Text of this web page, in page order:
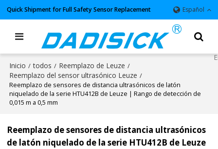
Quick Shipment for Full Safety Sensor Replacement Español
Inicio / todos / Reemplazo de Leuze /
Reemplazo del sensor ultrasónico Leuze /
Reemplazo de sensores de distancia ultrasónicos de latón
niquelado de la serie HTU412B de Leuze | Rango de detección de
0,015 m a 0,5 mm
Reemplazo de sensores de distancia ultrasónicos
de latón niquelado de la serie HTU412B de Leuze